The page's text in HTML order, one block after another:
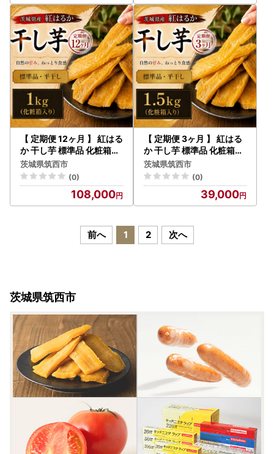
【 定期便 12ヶ月 】 紅はる
か 干し芋 標準品 化粧箱入
り 1kg
茨城県筑西市
(0)
108,000
【 定期便 3ヶ月 】 紅はる
か 干し芋 標準品 化粧箱入
り 1.5kg
茨城県筑西市
(0)
39,000
前へ 1 2 次へ
茨城県筑西市